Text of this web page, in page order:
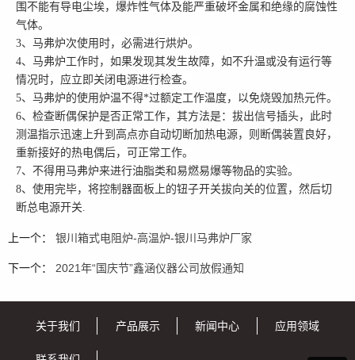
围不能有导电尘埃，爆炸性气体及能严重破坏金属和绝缘的腐蚀性
气体。
3、马弗炉次使用时，必需进行烘炉。
4、马弗炉工作时，如果发现其发生故障，如不升温或没有运行等
情况时，应立即关闭电源进行检查。
5、马弗炉的使用炉温不得*过额定工作温度，以免烧毁加热元件。
6、检查断偶保护是否正常工作，其方法是：拔出信号插头，此时
测温指示迅速上升到高点亦自动切断加热电源，则断偶装置良好，
重新接好的热电偶后，可正常工作。
7、不得用马弗炉来进行油脂类和易燃易爆等物品的实验。
8、使用完毕，将控制器面板上的钮子开关拔向关的位置，然后切
断总电源开关.
上一个： 银川箱式电阻炉-高温炉-银川马弗炉厂家
下一个： 2021年“国庆节”鑫涵仪器公司放假通知
关于我们 产品展示 新闻中心 应用领域